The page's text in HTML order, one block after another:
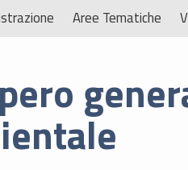
Aree Tematiche